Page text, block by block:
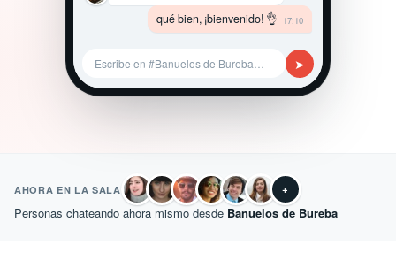
qué bien, ¡bienvenido! 👌 17:10
Escribe en #Banuelos de Bureba… ➤
AHORA EN LA SALA +
Personas chateando ahora mismo desde Banuelos de Bureba